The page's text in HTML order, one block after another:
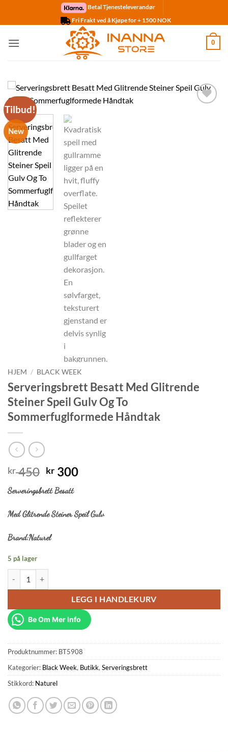
Betal Tjenesteleverandør
Fri Frakt ved å Kjøpe for + 1500 NOK
0
Tilbud!
New
HJEM / BLACK WEEK
Serveringsbrett Besatt Med Glitrende
Steiner Speil Gulv Og To
Sommerfuglformede Håndtak
kr450 Opprinnelig
pris
var:
kr 450.
kr 300Nåværende
kr 300.
Serveringsbrett Besatt
Med Glitrende Steiner Speil Gulv
Brand:Naturel
5 på lager
LEGG I HANDLEKURV
Be Om Mer Info
Produktnummer: BT5908
Kategorier: Black Week, Butikk, Serveringsbrett
Stikkord: Naturel